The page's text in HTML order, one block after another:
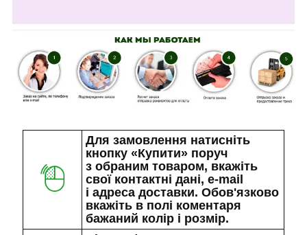
Для замовлення натисніть
кнопку «Купити» поруч
з обраним товаром, вкажіть
свої контактні дані, e-mail
і адреса доставки. Обов'язково
вкажіть в полі коментаря
бажаний колір і розмір.